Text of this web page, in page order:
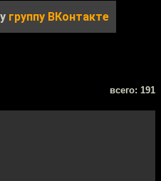
группу ВКонтакте
всего: 191